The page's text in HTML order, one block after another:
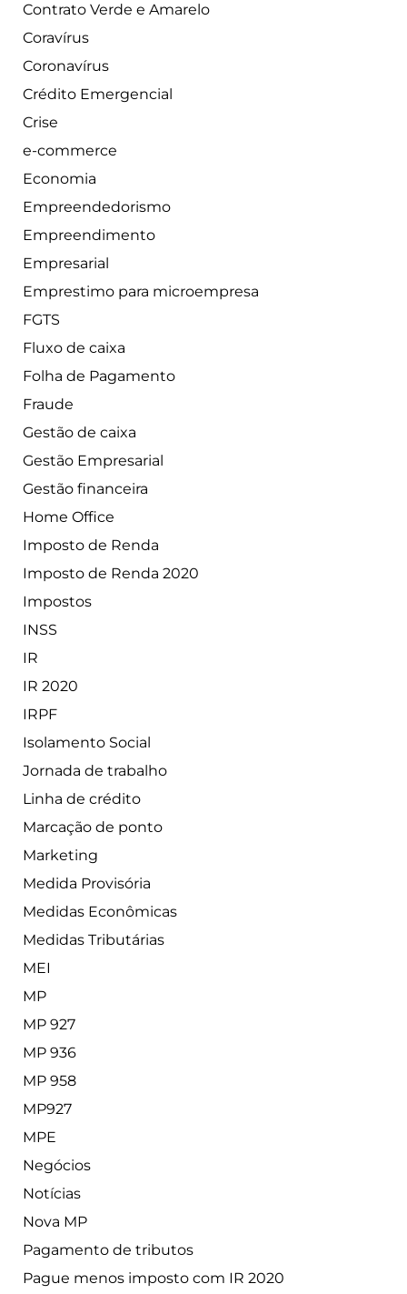
Contrato Verde e Amarelo
Coravírus
Coronavírus
Crédito Emergencial
Crise
e-commerce
Economia
Empreendedorismo
Empreendimento
Empresarial
Emprestimo para microempresa
FGTS
Fluxo de caixa
Folha de Pagamento
Fraude
Gestão de caixa
Gestão Empresarial
Gestão financeira
Home Office
Imposto de Renda
Imposto de Renda 2020
Impostos
INSS
IR
IR 2020
IRPF
Isolamento Social
Jornada de trabalho
Linha de crédito
Marcação de ponto
Marketing
Medida Provisória
Medidas Econômicas
Medidas Tributárias
MEI
MP
MP 927
MP 936
MP 958
MP927
MPE
Negócios
Notícias
Nova MP
Pagamento de tributos
Pague menos imposto com IR 2020